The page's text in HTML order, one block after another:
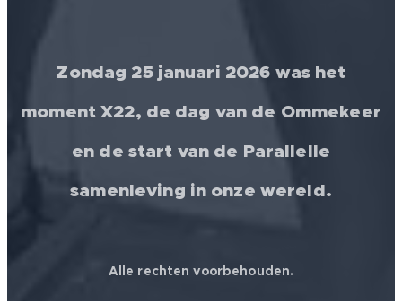
Zondag 25 januari 2026 was het
moment X22, de dag van de Ommekeer
en de start van de Parallelle
samenleving in onze wereld.
Alle rechten voorbehouden.